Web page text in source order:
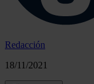
Redacción
18/11/2021